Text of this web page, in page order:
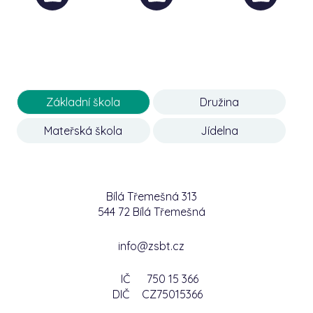
Základní škola Družina
Mateřská škola Jídelna
Bílá Třemešná 313
544 72 Bílá Třemešná
info@zsbt.cz
IČ
750 15 366
DIČ
CZ75015366